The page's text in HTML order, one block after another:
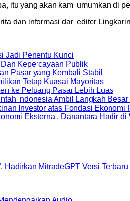
itu yang akan kami umumkan di
dan informasi dari editor
Jadi Penentu Kunci
Kepercayaan Publik
Pasar yang Kembali Stabil
Tetap Kuasai Mayoritas
ke Peluang Pasar Lebih Luas
Indonesia Ambil Langkah Besar
Investor atas Fondasi Ekonomi
Eksternal, Danantara Hadir di
Hadirkan MitradeGPT Versi Terbaru